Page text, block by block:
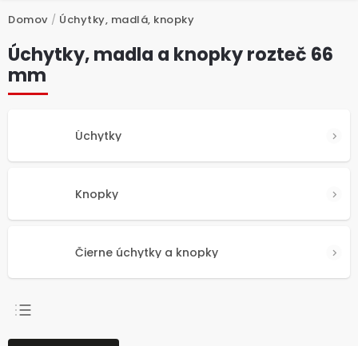
Domov / Úchytky, madlá, knopky
Úchytky, madla a knopky rozteč 66
mm
Úchytky
Knopky
Čierne úchytky a knopky
NAJPREDÁVANEJŠIE